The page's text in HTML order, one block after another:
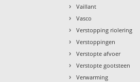
› Vaillant
› Vasco
› Verstopping riolering
› Verstoppingen
› Verstopte afvoer
› Verstopte gootsteen
› Verwarming